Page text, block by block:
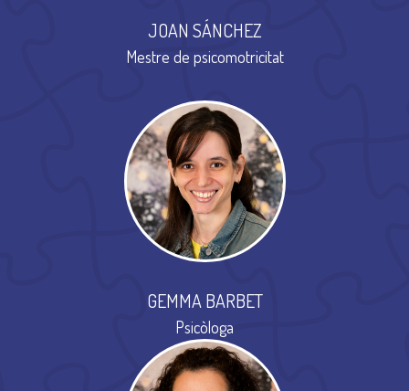
JOAN SÁNCHEZ
Mestre de psicomotricitat
GEMMA BARBET
Psicòloga